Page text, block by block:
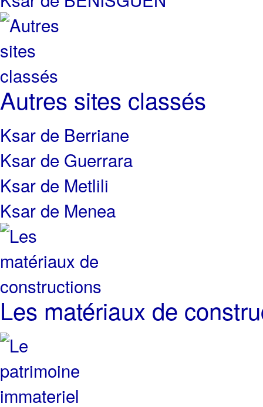
Autres sites classés
Ksar de Berriane
Ksar de Guerrara
Ksar de Metlili
Ksar de Menea
Les matériaux de